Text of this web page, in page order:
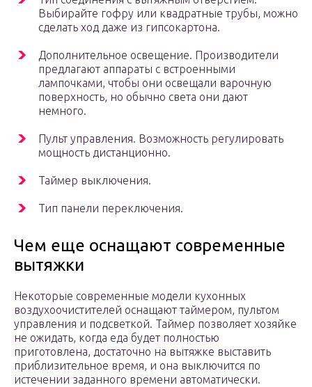
Выбирайте гофру или квадратные трубы, можно
сделать ход даже из гипсокартона.
Дополнительное освещение. Производители
предлагают аппараты с встроенными
лампочками, чтобы они освещали варочную
поверхность, но обычно света они дают
немного.
Пульт управления. Возможность регулировать
мощность дистанционно.
Таймер выключения.
Тип панели переключения.
Чем еще оснащают современные
вытяжки
Некоторые современные модели кухонных
воздухоочистителей оснащают таймером, пультом
управления и подсветкой. Таймер позволяет хозяйке
не ожидать, когда еда будет полностью
приготовлена, достаточно на вытяжке выставить
приблизительное время, и она выключится по
истечении заданного времени автоматически.